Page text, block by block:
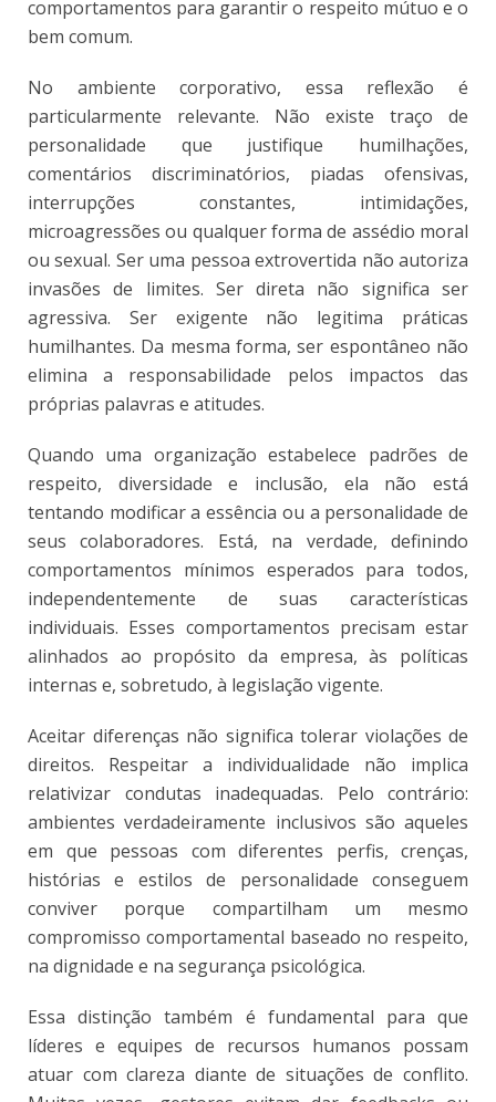
comportamentos para garantir o respeito mútuo e o
bem comum.
No ambiente corporativo, essa reflexão é
particularmente relevante. Não existe traço de
personalidade que justifique humilhações,
comentários discriminatórios, piadas ofensivas,
interrupções constantes, intimidações,
microagressões ou qualquer forma de assédio moral
ou sexual. Ser uma pessoa extrovertida não autoriza
invasões de limites. Ser direta não significa ser
agressiva. Ser exigente não legitima práticas
humilhantes. Da mesma forma, ser espontâneo não
elimina a responsabilidade pelos impactos das
próprias palavras e atitudes.
Quando uma organização estabelece padrões de
respeito, diversidade e inclusão, ela não está
tentando modificar a essência ou a personalidade de
seus colaboradores. Está, na verdade, definindo
comportamentos mínimos esperados para todos,
independentemente de suas características
individuais. Esses comportamentos precisam estar
alinhados ao propósito da empresa, às políticas
internas e, sobretudo, à legislação vigente.
Aceitar diferenças não significa tolerar violações de
direitos. Respeitar a individualidade não implica
relativizar condutas inadequadas. Pelo contrário:
ambientes verdadeiramente inclusivos são aqueles
em que pessoas com diferentes perfis, crenças,
histórias e estilos de personalidade conseguem
conviver porque compartilham um mesmo
compromisso comportamental baseado no respeito,
na dignidade e na segurança psicológica.
Essa distinção também é fundamental para que
líderes e equipes de recursos humanos possam
atuar com clareza diante de situações de conflito.